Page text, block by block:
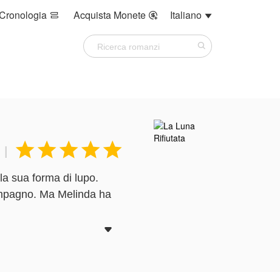
 Acquista Monete  Italiano 
| 
sua forma di lupo.
Ma Melinda ha
